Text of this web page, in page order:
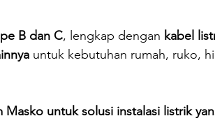
B dan C, lengkap dengan kabel
untuk kebutuhan rumah, ruko,
untuk solusi instalasi listrik